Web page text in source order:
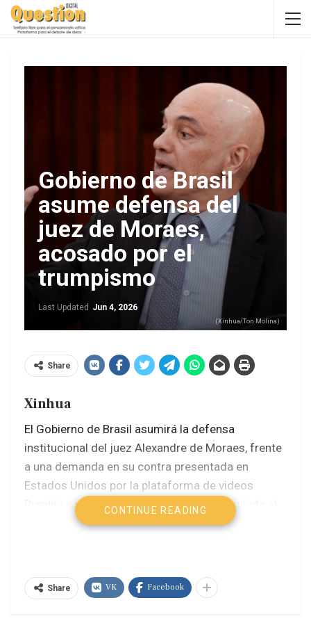
Gobierno de Brasil
asume defensa del
juez de Moraes,
acosado por el
trumpismo
Last Updated Jun 4, 2026
(Xinhua/Ton Molina)
Share
Xinhua
El Gobierno de Brasil asumirá la defensa
institucional del juez Alexandre de Moraes, frente
a una demanda en su contra presentada en
Estados Unidos por la plataforma de videos
Rumble y por Trump Media, empresa vinculada al
presidente estadounidense, Donald Trump, en un
de la soberanía nacional.
CONTINUE READING
Share VK Facebook